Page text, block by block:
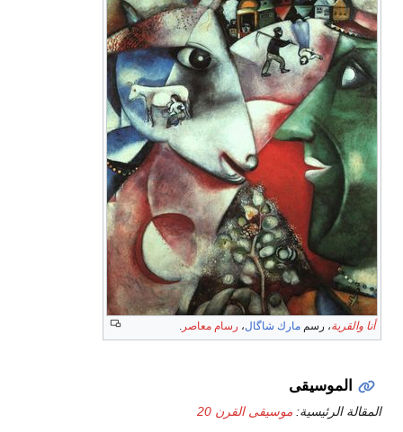
أنا والقرية، رسم مارك شاگال، رسام معاصر .
الموسيقى
المقالة الرئيسية: موسيقى القرن 20